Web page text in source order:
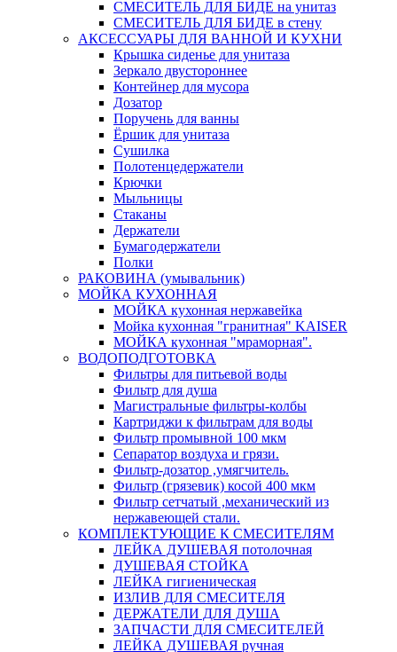
СМЕСИТЕЛЬ ДЛЯ БИДЕ на унитаз
СМЕСИТЕЛЬ ДЛЯ БИДЕ в стену
АКСЕССУАРЫ ДЛЯ ВАННОЙ И КУХНИ
Крышка сиденье для унитаза
Зеркало двустороннее
Контейнер для мусора
Дозатор
Поручень для ванны
Ёршик для унитаза
Сушилка
Полотенцедержатели
Крючки
Мыльницы
Стаканы
Держатели
Бумагодержатели
Полки
РАКОВИНА (умывальник)
МОЙКА КУХОННАЯ
МОЙКА кухонная нержавейка
Мойка кухонная "гранитная" KAISER
МОЙКА кухонная "мраморная".
ВОДОПОДГОТОВКА
Фильтры для питьевой воды
Фильтр для душа
Магистральные фильтры-колбы
Картриджи к фильтрам для воды
Фильтр промывной 100 мкм
Сепаратор воздуха и грязи.
Фильтр-дозатор ,умягчитель.
Фильтр (грязевик) косой 400 мкм
Фильтр сетчатый ,механический из
нержавеющей стали.
КОМПЛЕКТУЮЩИЕ К СМЕСИТЕЛЯМ
ЛЕЙКА ДУШЕВАЯ потолочная
ДУШЕВАЯ СТОЙКА
ЛЕЙКА гигиеническая
ИЗЛИВ ДЛЯ СМЕСИТЕЛЯ
ДЕРЖАТЕЛИ ДЛЯ ДУША
ЗАПЧАСТИ ДЛЯ СМЕСИТЕЛЕЙ
ЛЕЙКА ДУШЕВАЯ ручная